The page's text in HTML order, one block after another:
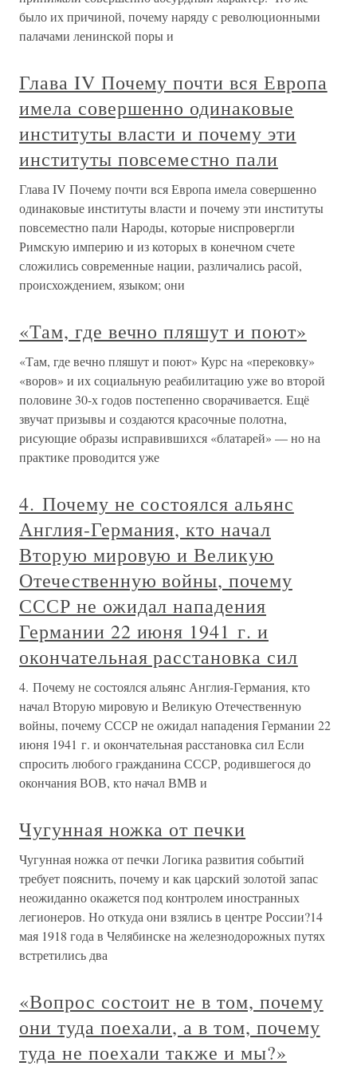
было их причиной, почему наряду с революционными
палачами ленинской поры и
Глава IV Почему почти вся Европа
имела совершенно одинаковые
институты власти и почему эти
институты повсеместно пали
Глава IV Почему почти вся Европа имела совершенно
одинаковые институты власти и почему эти институты
повсеместно пали Народы, которые ниспровергли
Римскую империю и из которых в конечном счете
сложились современные нации, различались расой,
происхождением, языком; они
«Там, где вечно пляшут и поют»
«Там, где вечно пляшут и поют» Курс на «перековку»
«воров» и их социальную реабилитацию уже во второй
половине 30-х годов постепенно сворачивается. Ещё
звучат призывы и создаются красочные полотна,
рисующие образы исправившихся «блатарей» — но на
практике проводится уже
4. Почему не состоялся альянс
Англия-Германия, кто начал
Вторую мировую и Великую
Отечественную войны, почему
СССР не ожидал нападения
Германии 22 июня 1941 г. и
окончательная расстановка сил
4. Почему не состоялся альянс Англия-Германия, кто
начал Вторую мировую и Великую Отечественную
войны, почему СССР не ожидал нападения Германии 22
июня 1941 г. и окончательная расстановка сил Если
спросить любого гражданина СССР, родившегося до
окончания ВОВ, кто начал ВМВ и
Чугунная ножка от печки
Чугунная ножка от печки Логика развития событий
требует пояснить, почему и как царский золотой запас
неожиданно окажется под контролем иностранных
легионеров. Но откуда они взялись в центре России?14
мая 1918 года в Челябинске на железнодорожных путях
встретились два
«Вопрос состоит не в том, почему
они туда поехали, а в том, почему
туда не поехали также и мы?»